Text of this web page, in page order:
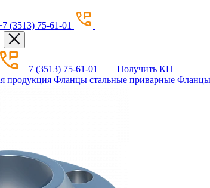
(3513) 75-61-01
+7 (3513) 75-61-01
Получить КП
продукция Фланцы стальные приварные Фланцы